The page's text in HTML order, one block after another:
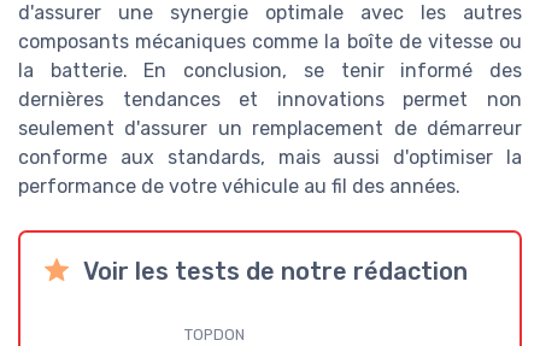
d'assurer une synergie optimale avec les autres
composants mécaniques comme la boîte de vitesse ou
la batterie. En conclusion, se tenir informé des
dernières tendances et innovations permet non
seulement d'assurer un remplacement de démarreur
conforme aux standards, mais aussi d'optimiser la
performance de votre véhicule au fil des années.
Voir les tests de notre rédaction
TOPDON